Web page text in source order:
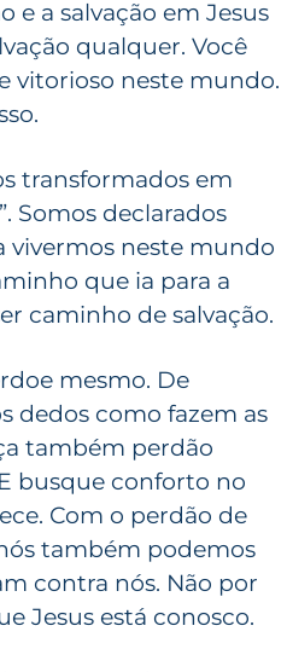
e a salvação em Jesus
qualquer. Você
vitorioso neste mundo.
transformados em
Somos declarados
vivermos neste mundo
que ia para a
caminho de salvação.
mesmo. De
dedos como fazem as
também perdão
busque conforto no
Com o perdão de
também podemos
contra nós. Não por
Jesus está conosco.